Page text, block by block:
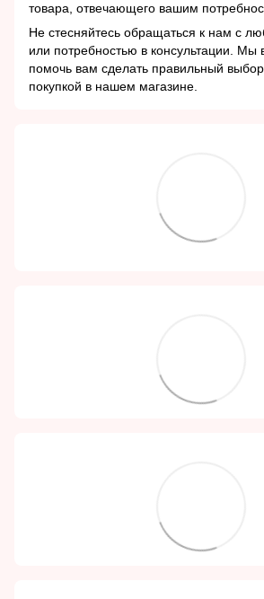
товара, отвечающего вашим
Не стесняйтесь обращаться к нам с
или потребностью в консультации. Мы
помочь вам сделать правильный
покупкой в нашем магазине.